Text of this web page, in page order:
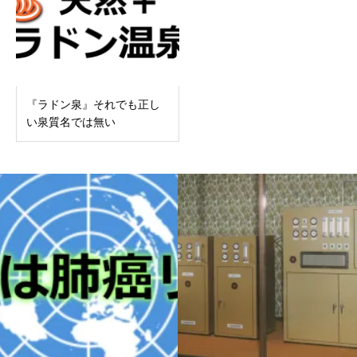
『ラドン泉』それでも正し
い泉質名では無い